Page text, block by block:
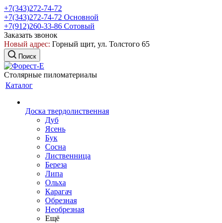
+7(343)272-74-72
+7(343)272-74-72 Основной
+7(912)260-33-86 Сотовый
Заказать звонок
Новый адрес: Горный щит, ул. Толстого 65
Поиск
Столярные пиломатериалы
Каталог
Доска твердолиственная
Дуб
Ясень
Бук
Сосна
Лиственница
Береза
Липа
Ольха
Карагач
Обрезная
Необрезная
Ещё